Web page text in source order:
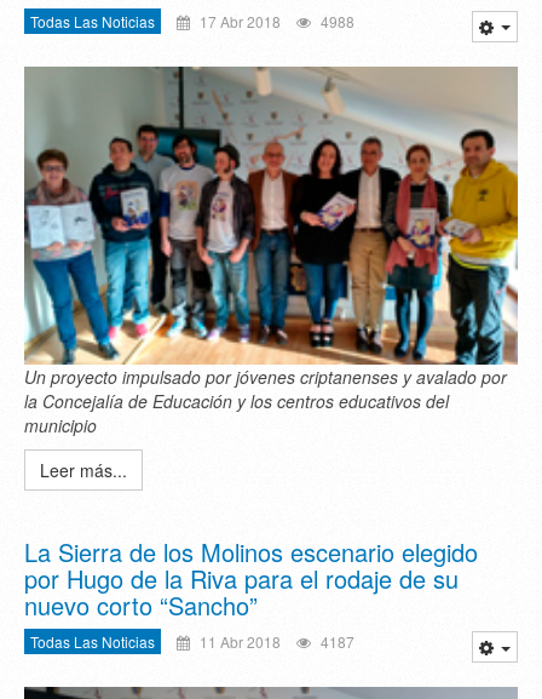
Todas Las Noticias 17 Abr 2018 4988
Un proyecto impulsado por jóvenes criptanenses y avalado por
la Concejalía de Educación y los centros educativos del
municipio
Leer más...
La Sierra de los Molinos escenario elegido
por Hugo de la Riva para el rodaje de su
nuevo corto “Sancho”
Todas Las Noticias 11 Abr 2018 4187